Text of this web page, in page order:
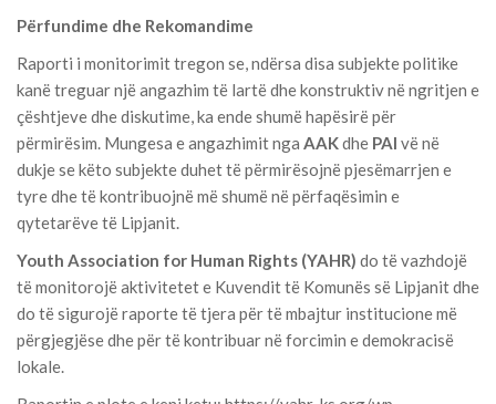
Përfundime dhe Rekomandime
Raporti i monitorimit tregon se, ndërsa disa subjekte politike
kanë treguar një angazhim të lartë dhe konstruktiv në ngritjen e
çështjeve dhe diskutime, ka ende shumë hapësirë për
përmirësim. Mungesa e angazhimit nga AAKdhe PAI vë në
dukje se këto subjekte duhet të përmirësojnë pjesëmarrjen e
tyre dhe të kontribuojnë më shumë në përfaqësimin e
qytetarëve të Lipjanit.
Youth Association for Human Rights (YAHR) do të vazhdojë
të monitorojë aktivitetet e Kuvendit të Komunës së Lipjanit dhe
do të sigurojë raporte të tjera për të mbajtur institucione më
përgjegjëse dhe për të kontribuar në forcimin e demokracisë
lokale.